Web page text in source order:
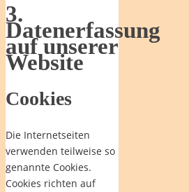
3.
Datenerfassung
auf unserer
Website
Cookies
Die Internetseiten
verwenden teilweise so
genannte Cookies.
Cookies richten auf